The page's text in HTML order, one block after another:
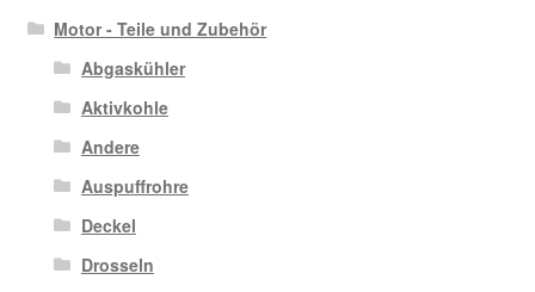
Motor - Teile und Zubehör
Abgaskühler
Aktivkohle
Andere
Auspuffrohre
Deckel
Drosseln